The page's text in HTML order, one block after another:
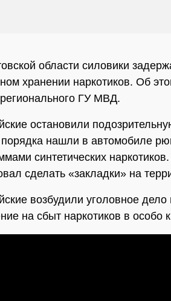
области силовики
хранении наркотиков. Об
ГУ МВД.
остановили
нашли в автомобиле
синтетических
сделать «закладки» на
возбудили уголовное
на сбыт наркотиков в особо